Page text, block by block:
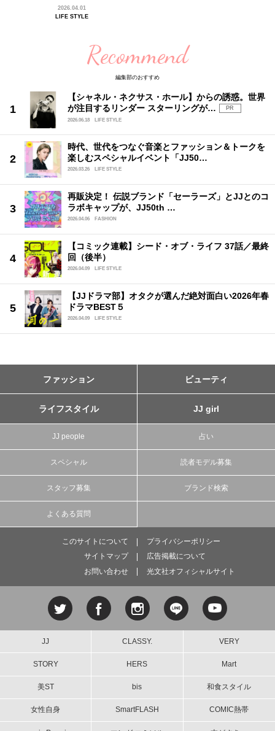
2026.04.01
LIFE STYLE
Recommend
編集部のおすすめ
【シャネル・ネクサス・ホール】からの誘惑。世界
が注目するリンダー スターリングが…
PR
2026.06.18
LIFE STYLE
時代、世代をつなぐ音楽とファッション＆トークを
楽しむスペシャルイベント「JJ50…
2026.03.26 LIFE STYLE
再販決定！ 伝説ブランド「セーラーズ」とJJとのコ
ラボキャップが、JJ50th …
2026.04.06 FASHION
【コミック連載】シード・オブ・ライフ 37話／最終
回（後半）
2026.04.09 LIFE STYLE
【JJドラマ部】オタクが選んだ絶対面白い2026年春
ドラマBEST５
2026.04.09 LIFE STYLE
ファッション ビューティ
ライフスタイル JJ girl
JJ people 占い
スペシャル 読者モデル募集
スタッフ募集 ブランド検索
よくある質問
このサイトについて
プライバシーポリシー
サイトマップ
広告掲載について
お問い合わせ
光文社オフィシャルサイト
JJ CLASSY. VERY
STORY HERS Mart
美ST bis 和食スタイル
女性自身 SmartFLASH COMIC熱帯